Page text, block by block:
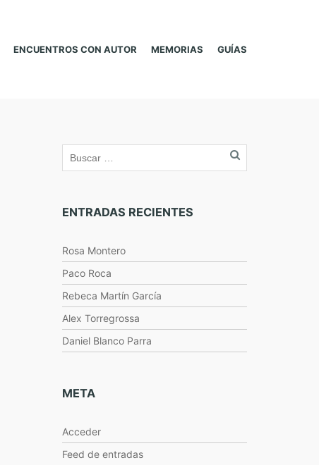
ENCUENTROS CON AUTOR MEMORIAS GUÍAS
ENTRADAS RECIENTES
Rosa Montero
Paco Roca
Rebeca Martín García
Alex Torregrossa
Daniel Blanco Parra
META
Acceder
Feed de entradas